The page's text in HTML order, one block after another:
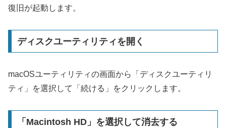
復旧が起動します。
ディスクユーティリティを開く
macOSユーティリティの画面から「ディスクユーティリ
ティ」を選択して「続ける」をクリックします。
「Macintosh HD」を選択して消去する